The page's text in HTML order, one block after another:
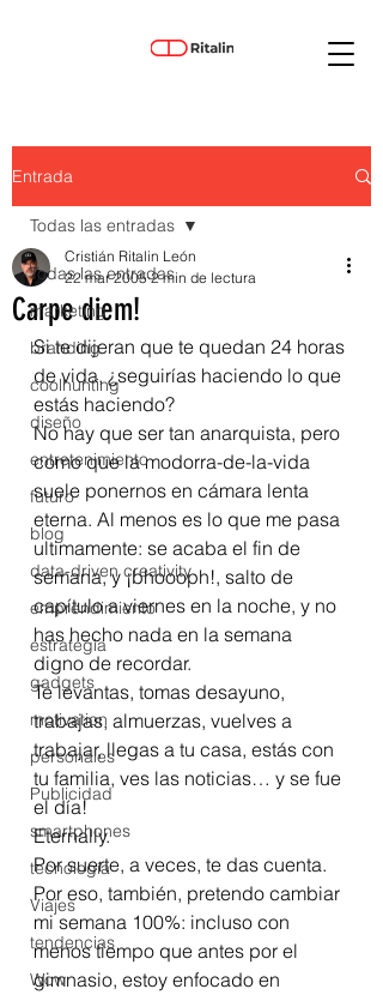
Entrada
Todas las entradas
marketing
branding
coolhunting
diseño
entretenimiento
futuro
blog
data-driven creativity
emprendimiento
estrategia
gadgets
motivation
personales
Publicidad
smartphones
tecnología
Viajes
tendencias
Wow
Todas las entradas
Carpe diem!
Cristián Ritalin León
22 mar 2005 2 min de lectura
Si te dijeran que te quedan 24 horas
de vida, ¿seguirías haciendo lo que
estás haciendo?
No hay que ser tan anarquista, pero
como que la modorra-de-la-vida
suele ponernos en cámara lenta
eterna. Al menos es lo que me pasa
ultimamente: se acaba el fin de
semana, y ¡bhoooph!, salto de
capítulo a viernes en la noche, y no
has hecho nada en la semana
digno de recordar.
Te levantas, tomas desayuno,
trabajas, almuerzas, vuelves a
trabajar, llegas a tu casa, estás con
tu familia, ves las noticias… y se fue
el día!
Eternally.
Por suerte, a veces, te das cuenta.
Por eso, también, pretendo cambiar
mi semana 100%: incluso con
menos tiempo que antes por el
gimnasio, estoy enfocado en